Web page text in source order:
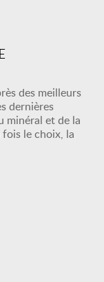
des meilleurs
dernières
minéral et de la
le choix, la